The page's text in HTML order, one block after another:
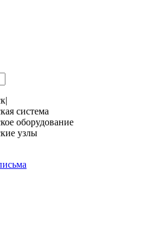
система
оборудование
узлы